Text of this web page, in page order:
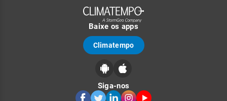
Baixe os apps
Climatempo
Siga-nos